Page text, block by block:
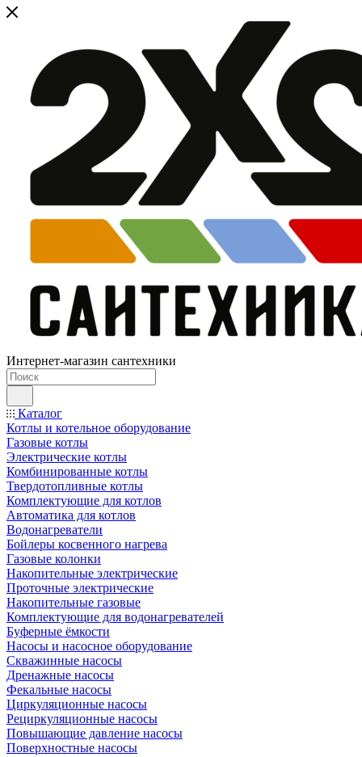
Интернет-магазин сантехники
Каталог
Котлы и котельное оборудование
Газовые котлы
Электрические котлы
Комбинированные котлы
Твердотопливные котлы
Комплектующие для котлов
Автоматика для котлов
Водонагреватели
Бойлеры косвенного нагрева
Газовые колонки
Накопительные электрические
Проточные электрические
Накопительные газовые
Комплектующие для водонагревателей
Буферные ёмкости
Насосы и насосное оборудование
Скважинные насосы
Дренажные насосы
Фекальные насосы
Циркуляционные насосы
Рециркуляционные насосы
Повышающие давление насосы
Поверхностные насосы